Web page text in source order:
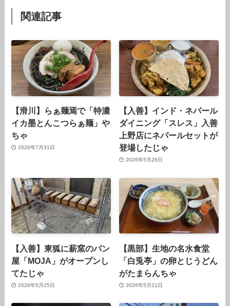
関連記事
【滑川】らぁ麺焉で「特濃
イカ墨とんこつらぁ麺」や
ちゃ
2026年7月31日
【入善】インド・ネパール
ダイニング「スレス」入善
上野店にネパールセットが
登場したじゃ
2026年5月26日
【入善】東狐に薪窯のパン
屋「MOJA」がオープンし
てたじゃ
2026年5月25日
【黒部】生地の名水食堂
「白兎亭」の卵とじうどん
がたまらんちゃ
2026年5月21日